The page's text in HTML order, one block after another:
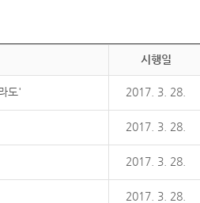
시행일
도' 2017. 3. 28.
2017. 3. 28.
2017. 3. 28.
2017. 3. 28.